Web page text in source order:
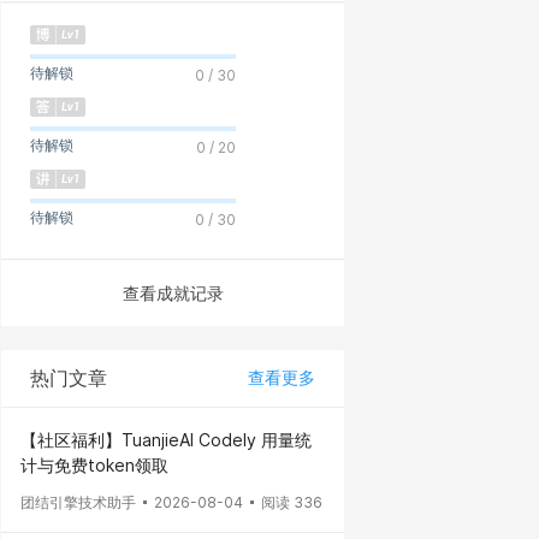
待解锁 0 / 30
待解锁 0 / 20
待解锁 0 / 30
查看成就记录
热门文章 查看更多
【社区福利】TuanjieAI Codely 用量统
计与免费token领取
团结引擎技术助手 2026-08-04 阅读 336